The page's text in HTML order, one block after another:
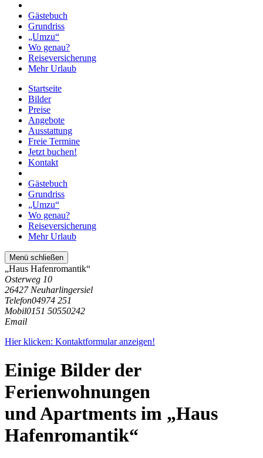
Gästebuch
Grundriss
„Umzu“
Wo genau?
Reiseversicherung
Mehr Urlaub
Startseite
Bilder
Preise
Angebote
Ausstattung
Freie Termine
Jetzt buchen!
Kontakt
Gästebuch
Grundriss
„Umzu“
Wo genau?
Reiseversicherung
Mehr Urlaub
Menü schließen
„Haus Hafenromantik“
Osterweg 10
26427 Neuharlingersiel
Telefon04974 251
Mobil0151 50550242
Email
Hier klicken: Kontaktformular anzeigen!
Einige Bilder der
Ferienwohnungen
und Apartments im „Haus
Hafenromantik“